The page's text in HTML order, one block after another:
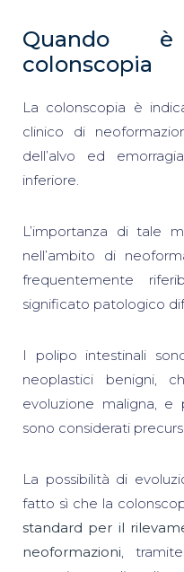
Quando
colonscopia
La colonscopia è
clinico di
dell’alvo ed
inferiore.
L’importanza di tale
nell’ambito di
frequentemente
significato patologico
I polipo intestinali
neoplastici benigni,
evoluzione maligna, e
sono considerati
La possibilità di
fatto sì che la
standard per il
neoformazioni,